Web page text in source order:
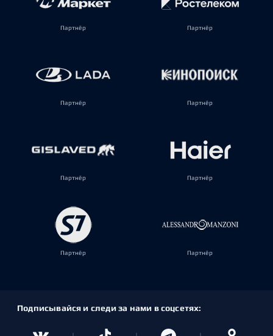
Партнёр Партнёр
Партнёр Партнёр
Партнёр Партнёр
Партнёр Партнёр
Подписывайся и следи за нами в соцсетях: